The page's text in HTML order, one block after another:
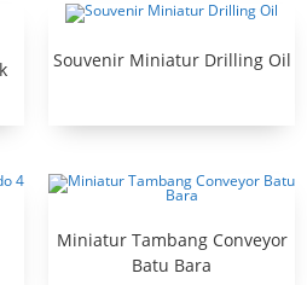
Souvenir Miniatur Drilling Oil
Miniatur Tambang Conveyor
Batu Bara